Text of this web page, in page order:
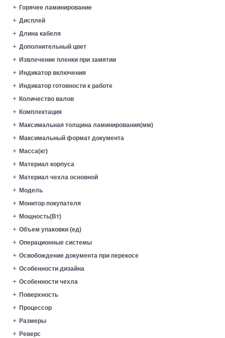
Горячее ламинирование
Дисплей
Длина кабеля
Дополнительный цвет
Извлечение пленки при замятии
Индикатор включения
Индикатор готовности к работе
Количество валов
Комплектация
Максимальная толщина ламинирования(мм)
Максимальный формат документа
Масса(кг)
Материал корпуса
Материал чехла основной
Модель
Монитор покупателя
Мощность(Вт)
Объем упаковки (ед)
Операционные системы
Освобождение документа при перекосе
Особенности дизайна
Особенности чехла
Поверхность
Процессор
Размеры
Реверс